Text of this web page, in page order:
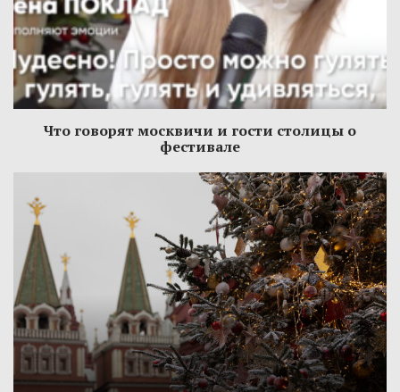
Что говорят москвичи и гости столицы о
фестивале